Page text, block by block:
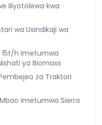
Iliyotolewa kwa
wa Usindikaji wa
15t/h Imetumwa
ya Biomass
za Traktori
Imetumwa Sierra